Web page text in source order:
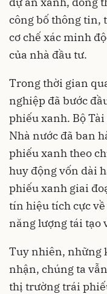
công bố thông tin,
cơ chế xác minh
của nhà đầu tư.
Trong thời gian
nghiệp đã bước
phiếu xanh. Bộ
Nhà nước đã ban
phiếu xanh theo
huy động vốn dài
phiếu xanh giai
tín hiệu tích cực
năng lượng tái tạo
Tuy nhiên, những
nhận, chúng ta
thị trường trái